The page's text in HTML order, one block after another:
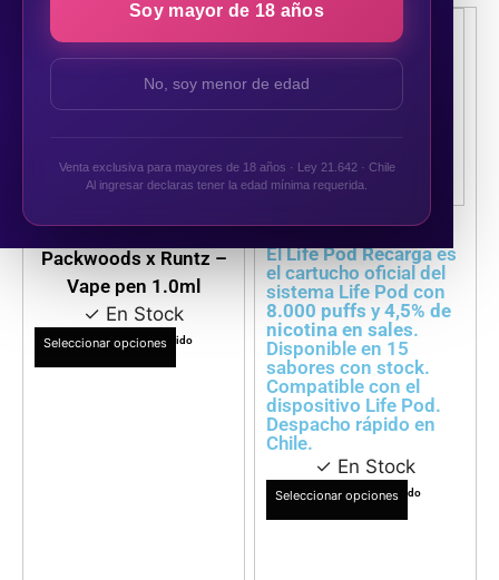
Soy mayor de 18 años
No, soy menor de edad
Venta exclusiva para mayores de 18 años · Ley 21.642 · Chile
Al ingresar declaras tener la edad mínima requerida.
VER DETALLES
Full cartridge
Packwoods x Runtz –
Vape pen 1.0ml
✓ En Stock
$12.990 IVA Incluido
Seleccionar opciones
VER DETALLES
Life Pod Recarga
ElLife Pod Recargaes
el cartucho oficial del
sistema Life Pod con
8.000 puffs y4,5% de
nicotina en sales.
Disponible en 15
sabores con stock.
Compatible con el
dispositivo Life Pod.
Despacho rápido en
Chile.
✓ En Stock
$9.990 IVA Incluido
Seleccionar opciones